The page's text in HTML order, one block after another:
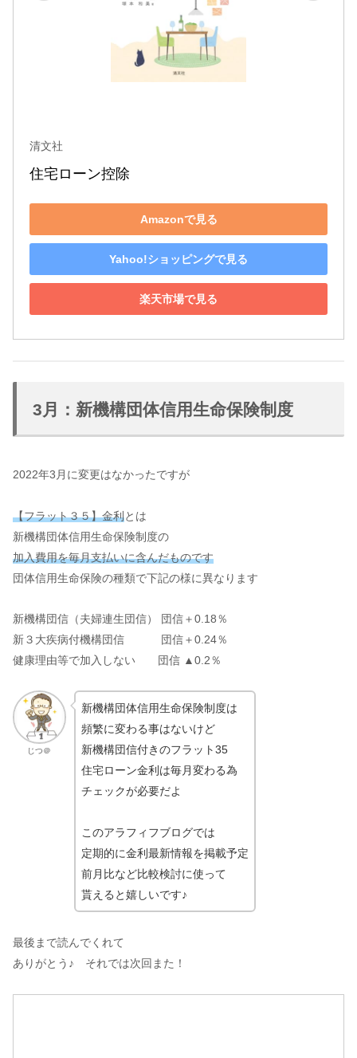
清文社
住宅ローン控除
Amazonで見る
Yahoo!ショッピングで見る
楽天市場で見る
3月：新機構団体信用生命保険制度
2022年3月に変更はなかったですが
【フラット３５】金利とは
新機構団体信用生命保険制度の
加入費用を毎月支払いに含んだものです
団体信用生命保険の種類で下記の様に異なります
新機構団信（夫婦連生団信） 団信＋0.18％
新３大疾病付機構団信 団信＋0.24％
健康理由等で加入しない 団信 ▲0.2％
じつ＠
新機構団体信用生命保険制度は
頻繁に変わる事はないけど
新機構団信付きのフラット35
住宅ローン金利は毎月変わる為
チェックが必要だよ
このアラフィフブログでは
定期的に金利最新情報を掲載予定
前月比など比較検討に使って
貰えると嬉しいです♪
最後まで読んでくれて
ありがとう♪ それでは次回また！